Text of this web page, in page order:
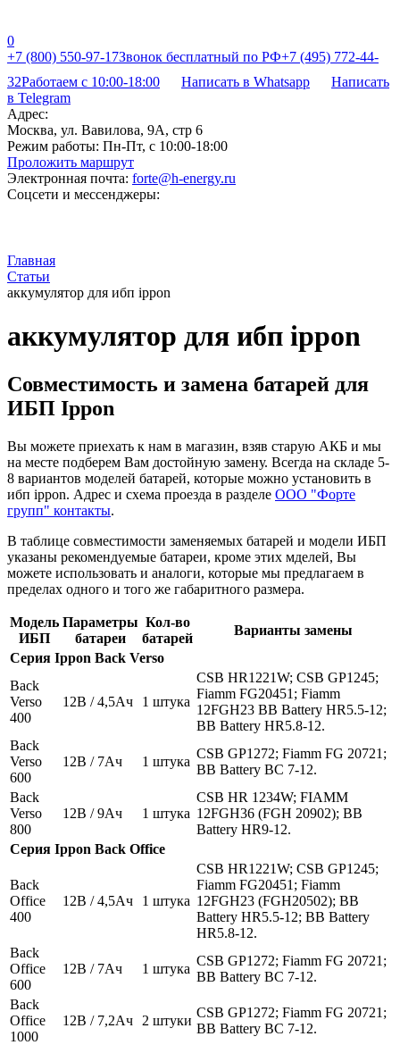
0
+7 (800) 550-97-17Звонок бесплатный по РФ+7 (495) 772-44-
32Работаем с 10:00-18:00 Написать в Whatsapp
Написать
в Telegram
Адрес:
Москва, ул. Вавилова, 9А, стр 6
Режим работы: Пн-Пт, с 10:00-18:00
Проложить маршрут
Электронная почта: forte@h-energy.ru
Соцсети и мессенджеры:
Главная
Статьи
аккумулятор для ибп ippon
аккумулятор для ибп ippon
Совместимость и замена батарей для
ИБП Ippon
Вы можете приехать к нам в магазин, взяв старую АКБ и мы
на месте подберем Вам достойную замену. Всегда на складе 5-
8 вариантов моделей батарей, которые можно установить в
ибп ippon. Адрес и схема проезда в разделе ООО "Форте
групп" контакты.
В таблице совместимости заменяемых батарей и модели ИБП
указаны рекомендуемые батареи, кроме этих мделей, Вы
можете использовать и аналоги, которые мы предлагаем в
пределах одного и того же габаритного размера.
Модель
ИБП
Параметры
батареи
Кол-во
батарей
Варианты замены
Серия Ippon Back Verso
Back
Verso
400
12В / 4,5Ач 1 штука
CSB HR1221W; CSB GP1245;
Fiamm FG20451; Fiamm
12FGH23 BB Battery HR5.5-12;
BB Battery HR5.8-12.
Back
Verso
600
12В / 7Ач 1 штука
CSB GP1272; Fiamm FG 20721;
BB Battery BC 7-12.
Back
Verso
800
12В / 9Ач 1 штука
CSB HR 1234W; FIAMM
12FGH36 (FGH 20902); BB
Battery HR9-12.
Серия Ippon Back Office
Back
Office
400
12В / 4,5Ач 1 штука
CSB HR1221W; CSB GP1245;
Fiamm FG20451; Fiamm
12FGH23 (FGH20502); BB
Battery HR5.5-12; BB Battery
HR5.8-12.
Back
Office
600
12В / 7Ач 1 штука
CSB GP1272; Fiamm FG 20721;
BB Battery BC 7-12.
Back
Office
1000
12В / 7,2Ач 2 штуки
CSB GP1272; Fiamm FG 20721;
BB Battery BC 7-12.